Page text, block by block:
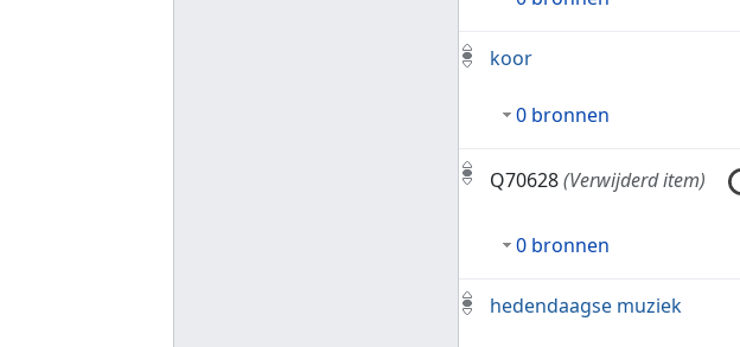
koor
0 bronnen
Q70628(Verwijderd item)
0 bronnen
hedendaagse muziek